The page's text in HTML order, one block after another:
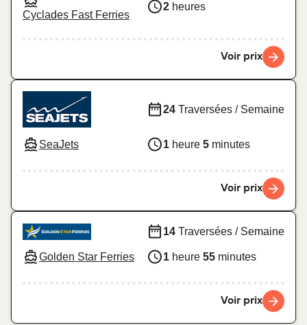
Cyclades Fast Ferries
2 heures
Voir prix
SeaJets
24 Traversées / Semaine
1 heure 5 minutes
Voir prix
Golden Star Ferries
14 Traversées / Semaine
1 heure 55 minutes
Voir prix